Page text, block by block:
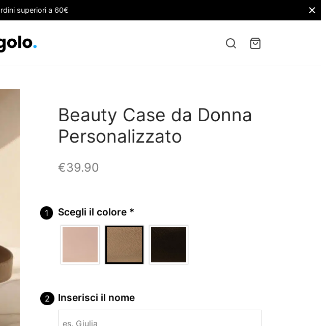
superiori a 60€
Beauty Case da Donna
Personalizzato
€39.90
Scegli il colore *
Inserisci il nome